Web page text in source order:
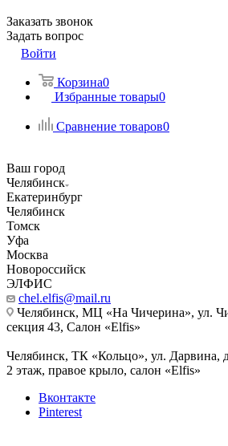
Заказать звонок
Задать вопрос
Войти
Корзина0
Избранные товары0
Сравнение товаров0
Ваш город
Челябинск
Екатеринбург
Челябинск
Томск
Уфа
Москва
Новороссийск
ЭЛФИС
chel.elfis@mail.ru
Челябинск, МЦ «На Чичерина», ул.
секция 43, Салон «Elfis»
Челябинск, ТК «Кольцо», ул. Дарвина,
2 этаж, правое крыло, салон «Elfis»
Вконтакте
Pinterest